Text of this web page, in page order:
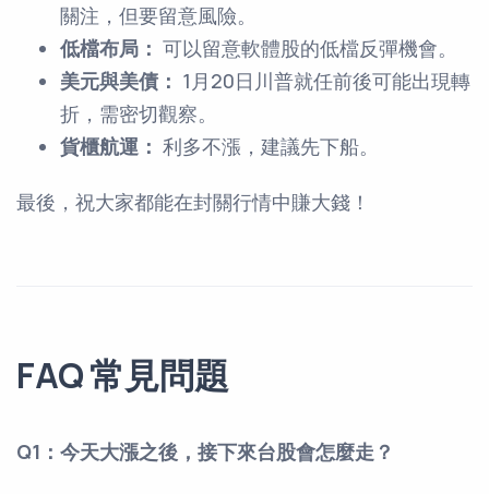
關注，但要留意風險。
低檔布局： 可以留意軟體股的低檔反彈機會。
美元與美債： 1月20日川普就任前後可能出現轉
折，需密切觀察。
貨櫃航運： 利多不漲，建議先下船。
最後，祝大家都能在封關行情中賺大錢！
FAQ 常見問題
Q1：今天大漲之後，接下來台股會怎麼走？